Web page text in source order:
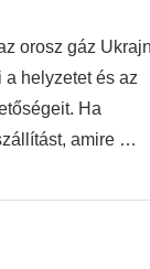
orosz gáz
a helyzetet és az
Ha
amire …